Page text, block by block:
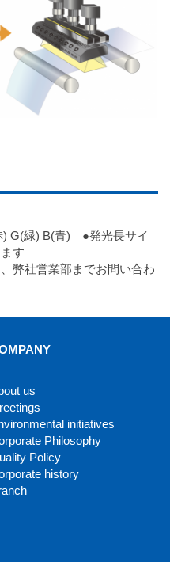
) G(緑) B(青) ●発光長サイ
す
弊社営業部までお問い合わ
us
initiatives
Philosophy
Policy
history